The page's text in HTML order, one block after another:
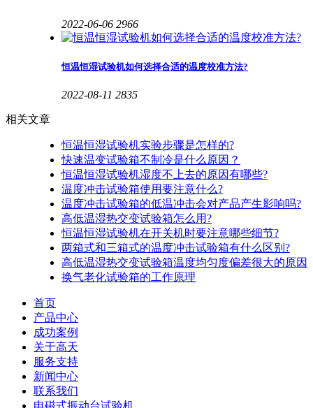
2022-06-06 2966
恒温恒湿试验机如何选择合适的温度校准方法?
2022-08-11 2835
相关文章
恒温恒湿试验机实验步骤是怎样的?
快速温变试验箱不制冷是什么原因？
恒温恒湿试验机湿度不上去的原因有哪些?
温度冲击试验箱使用要注意什么?
温度冲击试验箱的低温冲击会对产品产生影响吗?
高低温湿热交变试验箱怎么用?
恒温恒湿试验机在开关机时要注意哪些细节?
两箱式和三箱式的温度冲击试验箱有什么区别?
高低温湿热交变试验箱温度均匀度偏差很大的原因
换气老化试验箱的工作原理
首页
产品中心
成功案例
关于高天
服务支持
新闻中心
联系我们
电磁式振动台试验机